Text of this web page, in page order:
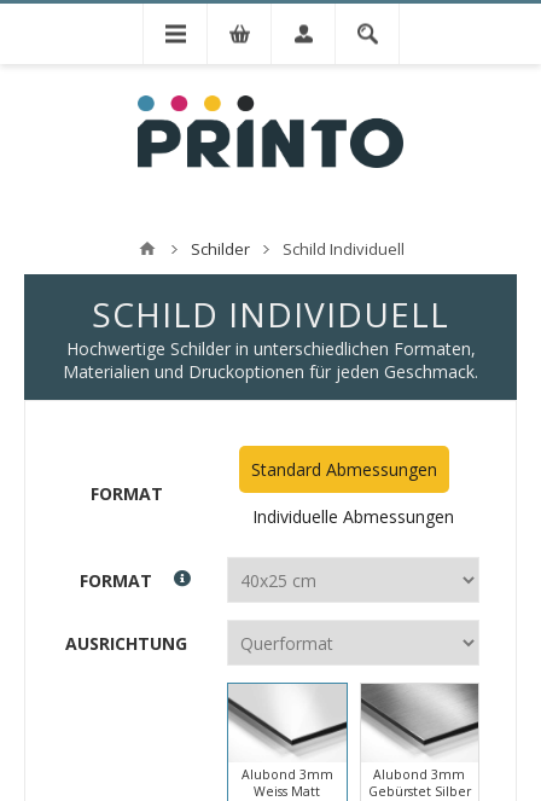
Schilder Schild Individuell
SCHILD INDIVIDUELL
Hochwertige Schilder in unterschiedlichen Formaten,
Materialien und Druckoptionen für jeden Geschmack.
FORMAT
Standard Abmessungen
Individuelle Abmessungen
FORMAT
AUSRICHTUNG
Alubond 3mm
Weiss Matt
Alubond 3mm
Gebürstet Silber